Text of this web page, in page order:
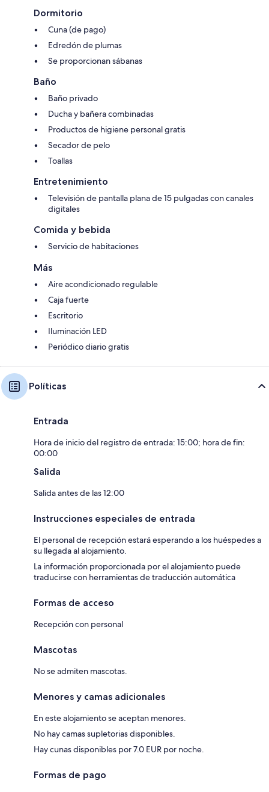
Dormitorio
Cuna (de pago)
Edredón de plumas
Se proporcionan sábanas
Baño
Baño privado
Ducha y bañera combinadas
Productos de higiene personal gratis
Secador de pelo
Toallas
Entretenimiento
Televisión de pantalla plana de 15 pulgadas con canales
digitales
Comida y bebida
Servicio de habitaciones
Más
Aire acondicionado regulable
Caja fuerte
Escritorio
Iluminación LED
Periódico diario gratis
Políticas
Entrada
Hora de inicio del registro de entrada: 15:00; hora de fin:
00:00
Salida
Salida antes de las 12:00
Instrucciones especiales de entrada
El personal de recepción estará esperando a los huéspedes a
su llegada al alojamiento.
La información proporcionada por el alojamiento puede
traducirse con herramientas de traducción automática
Formas de acceso
Recepción con personal
Mascotas
No se admiten mascotas.
Menores y camas adicionales
En este alojamiento se aceptan menores.
No hay camas supletorias disponibles.
Hay cunas disponibles por 7.0 EUR por noche.
Formas de pago